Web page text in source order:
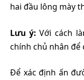
hai đầu lông mày
Lưu ý: Với cách
chính chủ nhân để
Để xác định ấn